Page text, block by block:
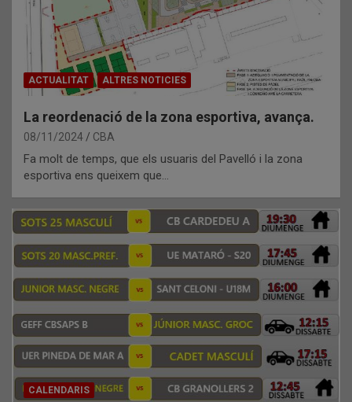
ACTUALITAT ALTRES NOTICIES
La reordenació de la zona esportiva, avança.
08/11/2024 CBA
Fa molt de temps, que els usuaris del Pavelló i la zona
esportiva ens queixem que…
CALENDARIS